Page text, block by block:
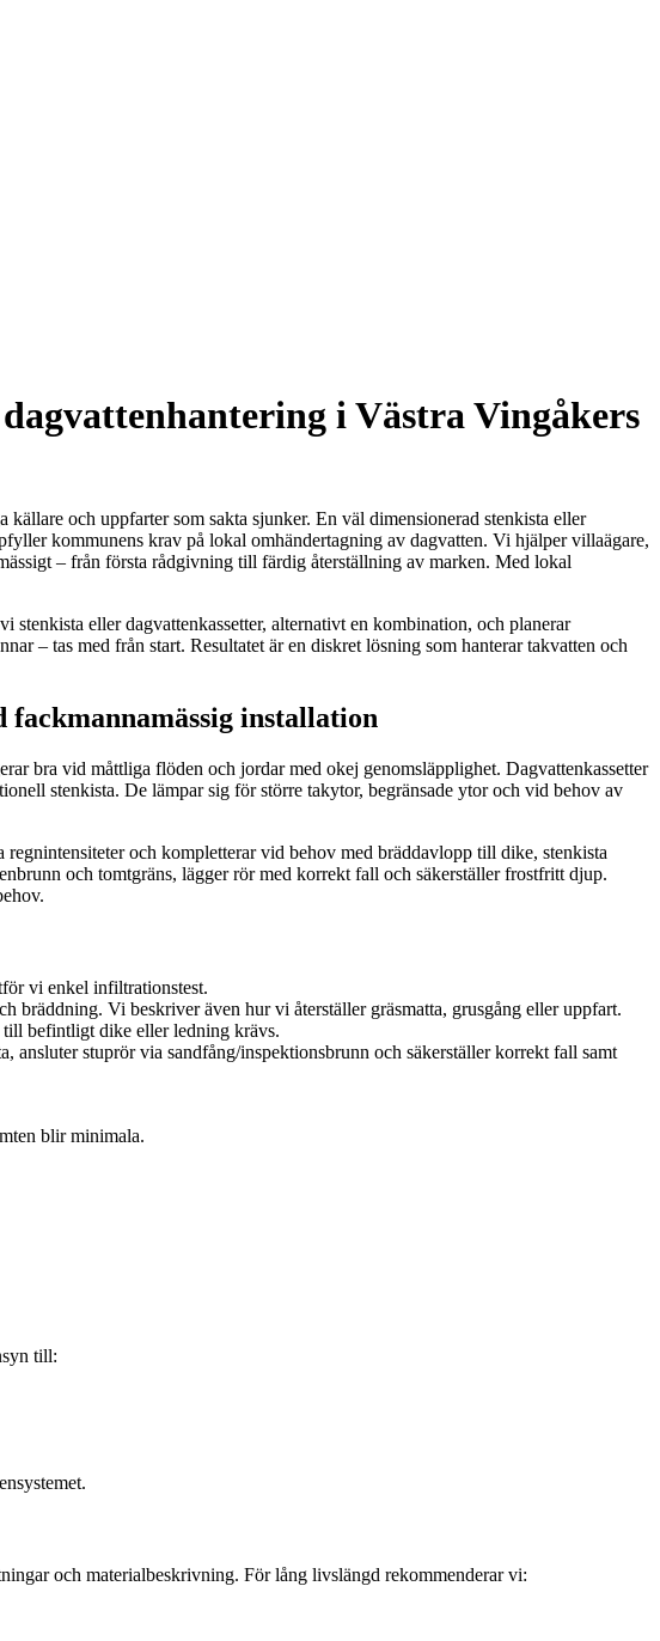
i Västra Vingåkers
och uppfarter som sakta sjunker. En väl dimensionerad stenkista eller
kommunens krav på lokal omhändertagning av dagvatten. Vi hjälper villaägare,
– från första rådgivning till färdig återställning av marken. Med lokal
eller dagvattenkassetter, alternativt en kombination, och planerar
– tas med från start. Resultatet är en diskret lösning som hanterar takvatten och
fackmannamässig installation
bra vid måttliga flöden och jordar med okej genomsläpplighet. Dagvattenkassetter
stenkista. De lämpar sig för större takytor, begränsade ytor och vid behov av
och kompletterar vid behov med bräddavlopp till dike, stenkista
och tomtgräns, lägger rör med korrekt fall och säkerställer frostfritt djup.
vi enkel infiltrationstest.
Vi beskriver även hur vi återställer gräsmatta, grusgång eller uppfart.
befintligt dike eller ledning krävs.
ansluter stuprör via sandfång/inspektionsbrunn och säkerställer korrekt fall samt
blir minimala.
till:
och materialbeskrivning. För lång livslängd rekommenderar vi: